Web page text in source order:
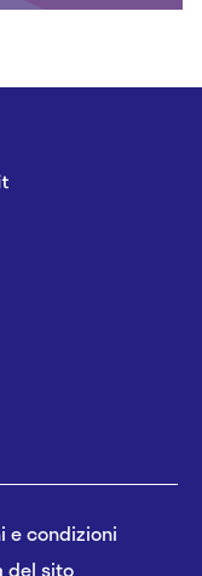
e condizioni
del sito